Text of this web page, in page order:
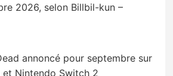
2026, selon Billbil-kun –
annoncé pour septembre sur
Nintendo Switch 2